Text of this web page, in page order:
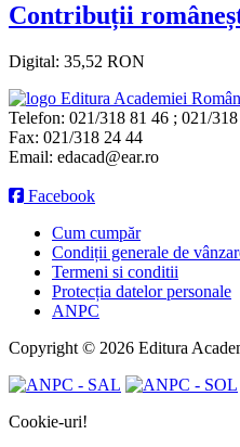
Contribuții
Digital: 35,52 RON
Editura Academiei
Telefon: 021/318 81 46 ; 021/
Fax: 021/318 24 44
Email: edacad@ear.ro
Facebook
Cum cumpăr
Condiții generale de
Termeni si conditii
Protecția datelor personale
ANPC
Copyright © 2026 Editura
Cookie-uri!